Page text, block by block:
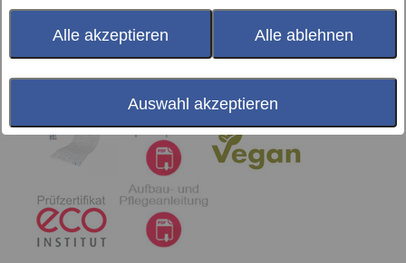
Alle akzeptieren Alle ablehnen
Auswahl akzeptieren